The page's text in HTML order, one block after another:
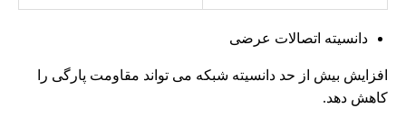
دانسیته اتصالات عرضی
افزایش بیش از حد دانسیته شبکه می تواند مقاومت پارگی را
کاهش دهد.